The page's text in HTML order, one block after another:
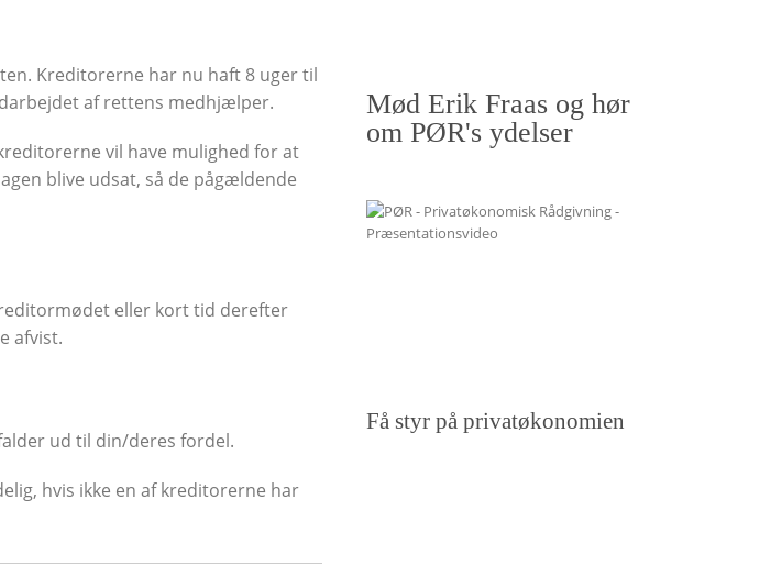
Kreditorerne har nu haft 8 uger til
af rettens medhjælper.
vil have mulighed for at
blive udsat, så de pågældende
eller kort tid derefter
afvist.
ud til din/deres fordel.
hvis ikke en af kreditorerne har
Mød Erik Fraas og hør
om PØR's ydelser
Få styr på privatøkonomien